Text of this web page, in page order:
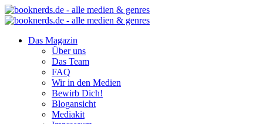
Das Magazin
Über uns
Das Team
FAQ
Wir in den Medien
Bewirb Dich!
Blogansicht
Mediakit